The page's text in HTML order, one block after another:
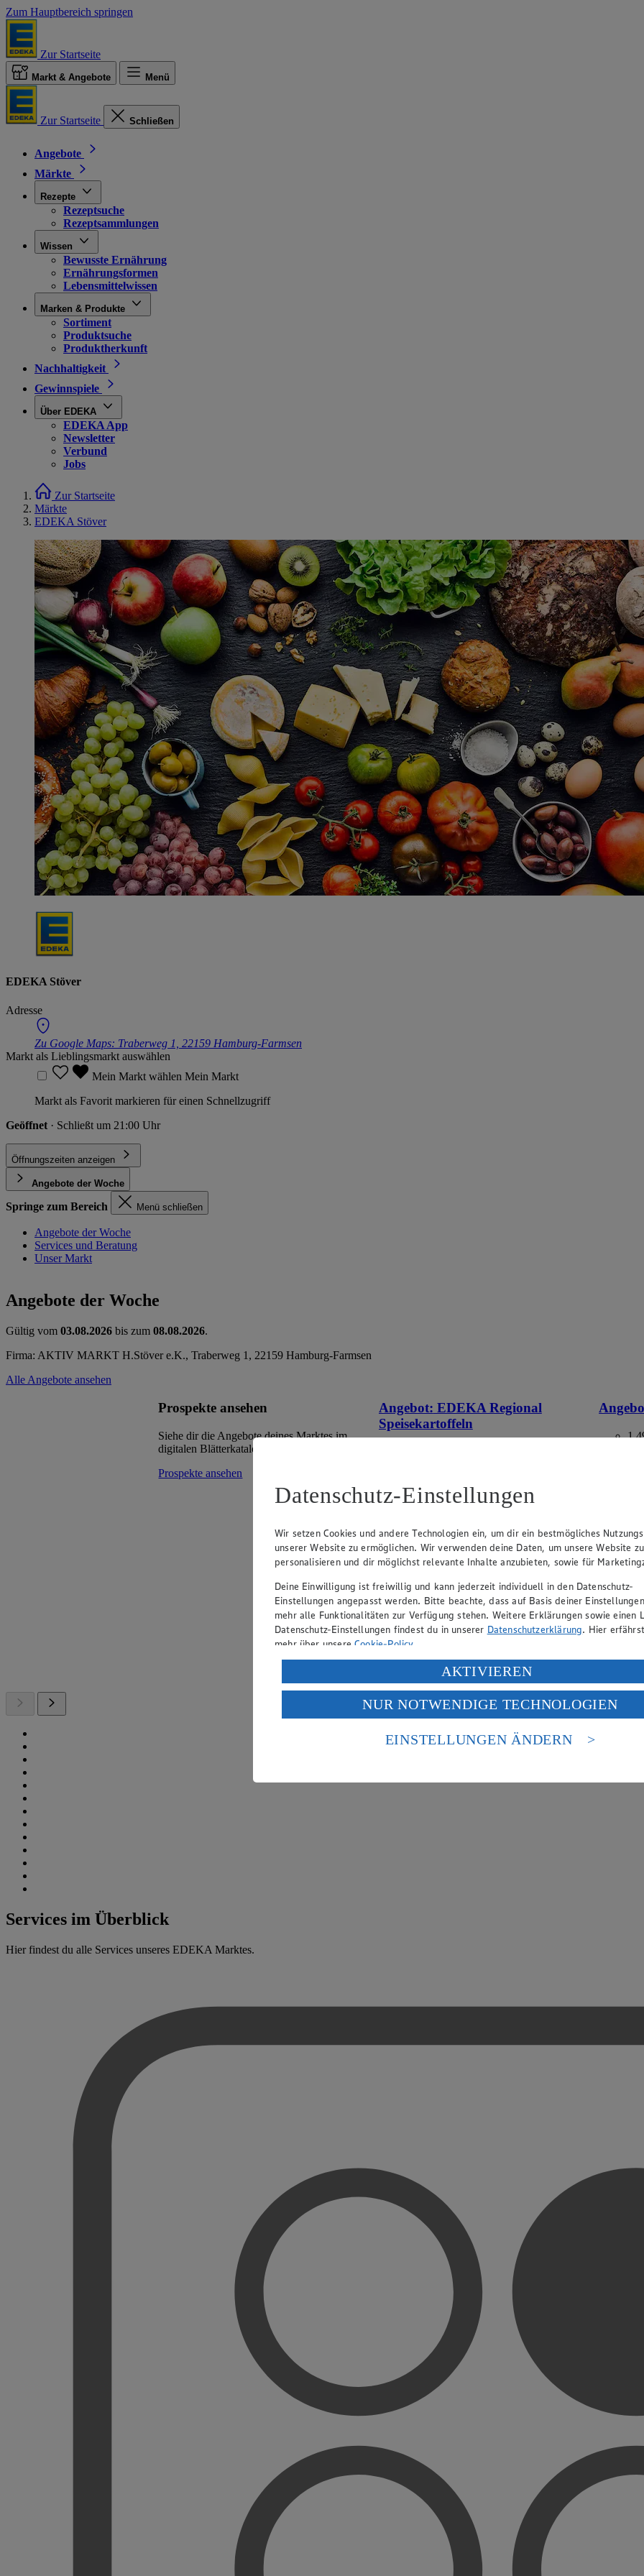
Zum Hauptbereich springen
Zur Startseite
Markt & Angebote Menü
Zur Startseite Schließen
Angebote
Märkte
Rezepte
Rezeptsuche
Rezeptsammlungen
Wissen
Bewusste Ernährung
Ernährungsformen
Lebensmittelwissen
Marken & Produkte
Sortiment
Produktsuche
Produktherkunft
Nachhaltigkeit
Gewinnspiele
Über EDEKA
EDEKA App
Newsletter
Verbund
Jobs
Zur Startseite
Märkte
EDEKA Stöver
EDEKA Stöver
Adresse
Zu Google Maps: Traberweg 1, 22159 Hamburg-Farmsen
Markt als Lieblingsmarkt auswählen
Mein Markt wählen Mein Markt
Markt als Favorit markieren für einen Schnellzugriff
Geöffnet · Schließt um 21:00 Uhr
Öffnungszeiten anzeigen
Angebote der Woche
Springe zum Bereich Menü schließen
Angebote der Woche
Services und Beratung
Unser Markt
Angebote der Woche
Gültig vom 03.08.2026 bis zum 08.08.2026.
Firma: AKTIV MARKT H.Stöver e.K., Traberweg 1, 22159 Hamburg-Farmsen
Alle Angebote ansehen
Prospekte ansehen
Siehe dir die Angebote deines Marktes im
digitalen Blätterkatalog an.
Prospekte ansehen
Angebot: EDEKA Regional
Speisekartoffeln
versch. Kocheigenschaften, aus
aus
Services im Überblick
Hier findest du alle Services unseres EDEKA Marktes.
Datenschutz-Einstellungen
Wir setzen Cookies und andere Technologien ein, um dir ein bestmögliches
unserer Website zu ermöglichen. Wir verwenden deine Daten, um unsere Website zu
personalisieren und dir möglichst relevante Inhalte anzubieten, sowie für
Deine Einwilligung ist freiwillig und kann jederzeit individuell in den Datenschutz-
Einstellungen angepasst werden. Bitte beachte, dass auf Basis deiner
mehr alle Funktionalitäten zur Verfügung stehen. Weitere Erklärungen sowie einen
Datenschutz-Einstellungen findest du in unserer Datenschutzerklärung. Hier
mehr über unsereCookie-Policy.
Verarbeitung deiner personenbezogenen Daten in den USA durch Facebook und
Wenn du auf „Aktivieren“ klickst, willigst du im Sinne des Art. 49 Abs. 1 Satz 1 lit.
ein, dass deine Daten in den USA verarbeitet werden. Der EuGH sieht die USA als
einem nach europäischen Standards nicht angemessenen Datenschutzniveau an. Es
Risiko eines Zugriffs durch US-amerikanische Behörden.
AKTIVIEREN
NUR NOTWENDIGE TECHNOLOGIEN
EINSTELLUNGEN ÄNDERN